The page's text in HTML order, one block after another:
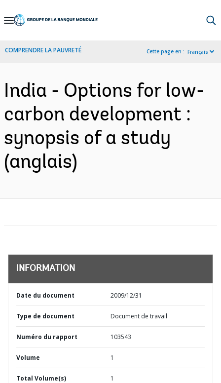
Skip
Navigation
COMPRENDRE LA PAUVRETÉ Cette page en : Français
India - Options for low-
carbon development :
synopsis of a study
(anglais)
INFORMATION
Date du document 2009/12/31
Type de document Document de travail
Numéro du rapport 103543
Volume 1
Total Volume(s) 1